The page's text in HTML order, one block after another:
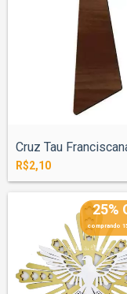
R$2,10
25%
comprando